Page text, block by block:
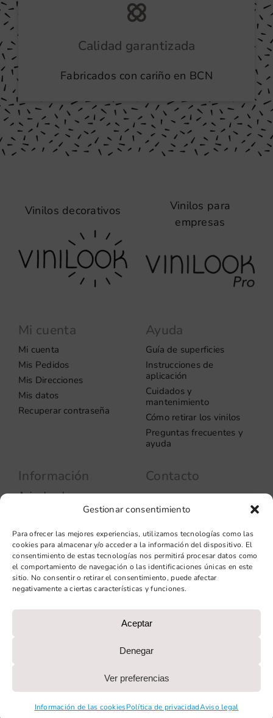
Gestionar consentimiento
Para ofrecer las mejores experiencias, utilizamos tecnologías como las
cookies para almacenar y/o acceder a la información del dispositivo. El
consentimiento de estas tecnologías nos permitirá procesar datos como
el comportamiento de navegación o las identificaciones únicas en este
sitio. No consentir o retirar el consentimiento, puede afectar
negativamente a ciertas características y funciones.
Aceptar
Denegar
Ver preferencias
Información de las cookiesPolítica de privacidadAviso legal
Calidad garantizada
Fabricados con cariño en BCN
Vinilos decorativos
Mi cuenta
Mi cuenta
Mis Pedidos
Mis Direcciones
Mis datos
Recuperar contraseña
Ayuda
Guía de superficies
Instrucciones de
aplicación
Cuidados y
mantenimiento
Cómo retirar los vinilos
Preguntas frecuentes y
ayuda
Información
Aviso legal
Política de privacidad
cookies
Condiciones de venta
Condiciones generales de
contratación
Diseño web: qualitystudio
Contacto
08037 – Barcelona
+34 93 706 51 69
hello@vinilook.net
Vinilos para
empresas
NEXT GENERATION (EU) DEL MECANISMO DE
RECUPERACIÓN Y RESILIENCIA